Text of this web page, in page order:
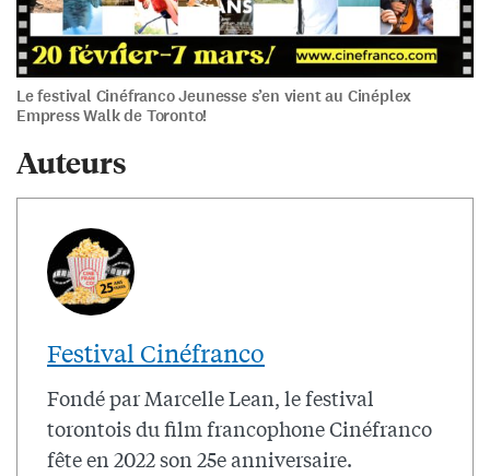
Le festival Cinéfranco Jeunesse s’en vient au Cinéplex
Empress Walk de Toronto!
Auteurs
Festival Cinéfranco
Fondé par Marcelle Lean, le festival
torontois du film francophone Cinéfranco
fête en 2022 son 25e anniversaire.